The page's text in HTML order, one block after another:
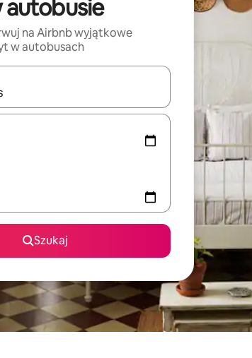
na Airbnb wyjątkowe
w autobusach
dostępne, możesz poruszać się po nich za pomocą
Szukaj